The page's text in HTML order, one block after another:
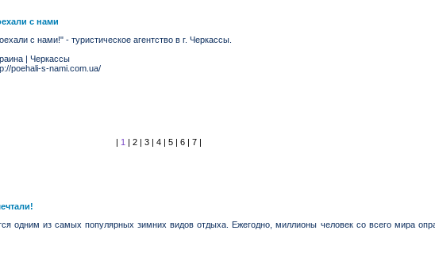
с нами
с нами!" - туристическое агентство в г. Черкассы.
| Черкассы
poehali-s-nami.com.ua/
| 1 | 2| 3| 4| 5| 6| 7|
одним из самых популярных зимних видов отдыха. Ежегодно, миллионы человек со всего мира